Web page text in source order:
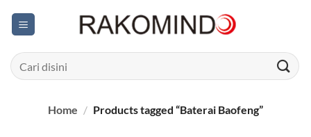
Search
for:
Home / Products tagged “Baterai Baofeng”